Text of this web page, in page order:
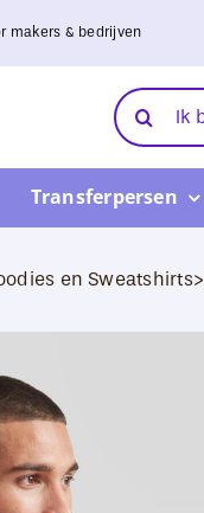
makers & bedrijven
Zoeken
naar:
Transferpersen
en Sweatshirts>